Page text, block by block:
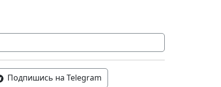
Подпишись на Telegram